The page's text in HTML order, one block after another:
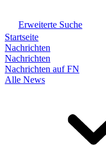
Erweiterte Suche
Startseite
Nachrichten
Nachrichten
Nachrichten auf FN
Alle News